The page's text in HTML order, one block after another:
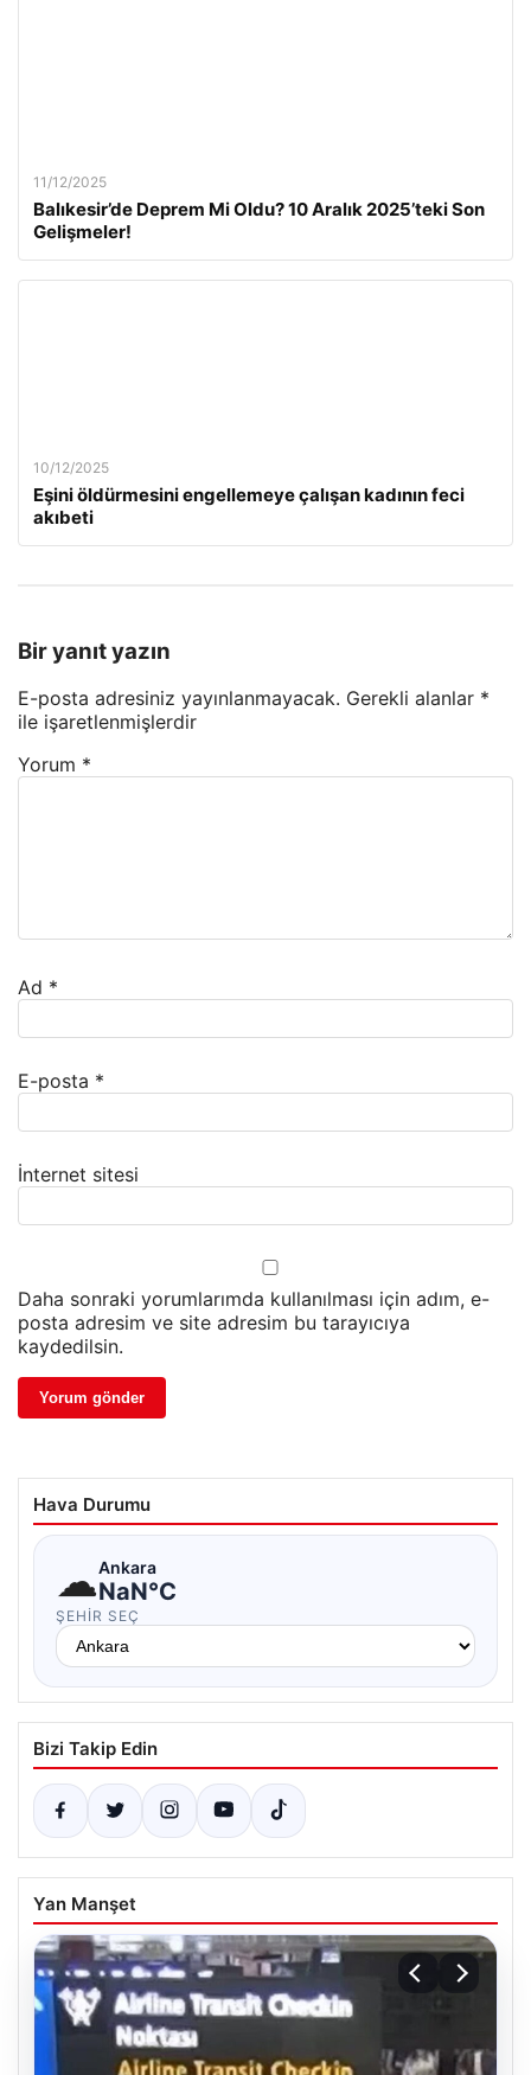
11/12/2025
Balıkesir’de Deprem Mi Oldu? 10 Aralık 2025’teki Son
Gelişmeler!
10/12/2025
Eşini öldürmesini engellemeye çalışan kadının feci
akıbeti
Bir yanıt yazın
E-posta adresiniz yayınlanmayacak. Gerekli alanlar *
ile işaretlenmişlerdir
Yorum *
Ad *
E-posta *
İnternet sitesi
Daha sonraki yorumlarımda kullanılması için adım, e-
posta adresim ve site adresim bu tarayıcıya
kaydedilsin.
Hava Durumu
☁Ankara
NaN°C
ŞEHIR SEÇ
Bizi Takip Edin
Yan Manşet